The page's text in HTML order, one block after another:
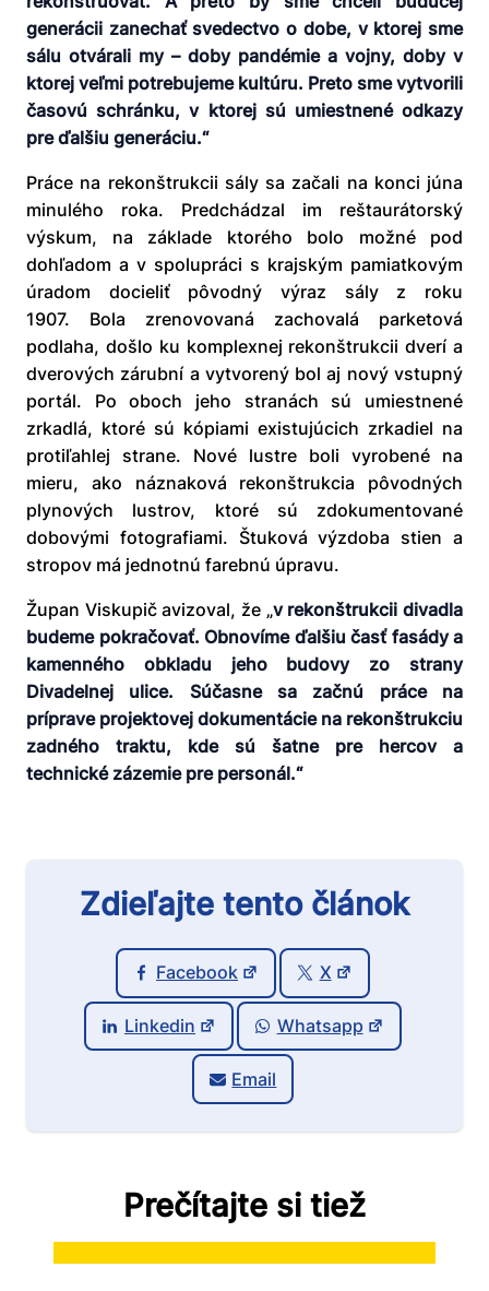
generácii zanechať svedectvo o dobe, v ktorej sme
sálu otvárali my – doby pandémie a vojny, doby v
ktorej veľmi potrebujeme kultúru. Preto sme vytvorili
časovú schránku, v ktorej sú umiestnené odkazy
pre ďalšiu generáciu.“
Práce na rekonštrukcii sály sa začali na konci júna
minulého roka. Predchádzal im reštaurátorský
výskum, na základe ktorého bolo možné pod
dohľadom a v spolupráci s krajským pamiatkovým
úradom docieliť pôvodný výraz sály z roku
1907. Bola zrenovovaná zachovalá parketová
podlaha, došlo ku komplexnej rekonštrukcii dverí a
dverových zárubní a vytvorený bol aj nový vstupný
portál. Po oboch jeho stranách sú umiestnené
zrkadlá, ktoré sú kópiami existujúcich zrkadiel na
protiľahlej strane. Nové lustre boli vyrobené na
mieru, ako náznaková rekonštrukcia pôvodných
plynových lustrov, ktoré sú zdokumentované
dobovými fotografiami. Štuková výzdoba stien a
stropov má jednotnú farebnú úpravu.
Župan Viskupič avizoval, že „v rekonštrukcii divadla
budeme pokračovať. Obnovíme ďalšiu časť fasády a
kamenného obkladu jeho budovy zo strany
Divadelnej ulice. Súčasne sa začnú práce na
príprave projektovej dokumentácie na rekonštrukciu
zadného traktu, kde sú šatne pre hercov a
technické zázemie pre personál.“
Zdieľajte tento článok
Facebook X
Linkedin Whatsapp
Email
Prečítajte si tiež